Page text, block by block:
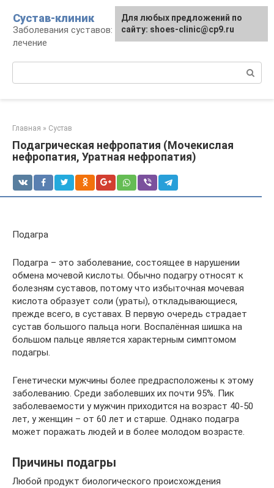
контенту
Сустав-клиник
Заболевания суставов: профилактика и
лечение
Главная » Сустав
Подагрическая нефропатия (Мочекислая
нефропатия, Уратная нефропатия)
Подагра
Подагра – это заболевание, состоящее в нарушении
обмена мочевой кислоты. Обычно подагру относят к
болезням суставов, потому что избыточная мочевая
кислота образует соли (ураты), откладывающиеся,
прежде всего, в суставах. В первую очередь страдает
сустав большого пальца ноги. Воспалённая шишка на
большом пальце является характерным симптомом
подагры.
Генетически мужчины более предрасположены к этому
заболеванию. Среди заболевших их почти 95%. Пик
заболеваемости у мужчин приходится на возраст 40-50
лет, у женщин – от 60 лет и старше. Однако подагра
может поражать людей и в более молодом возрасте.
Причины подагры
Любой продукт биологического происхождения
Для любых предложений по
сайту: shoes-clinic@cp9.ru